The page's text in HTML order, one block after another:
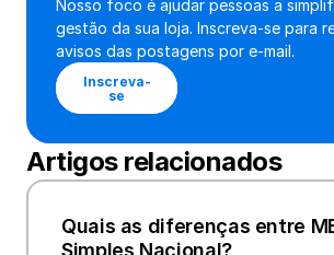
Nosso foco é ajudar pessoas a
gestão da sua loja. Inscreva-se para
avisos das postagens por e-mail.
Inscreva-
se
Artigos relacionados
Quais as diferenças entre